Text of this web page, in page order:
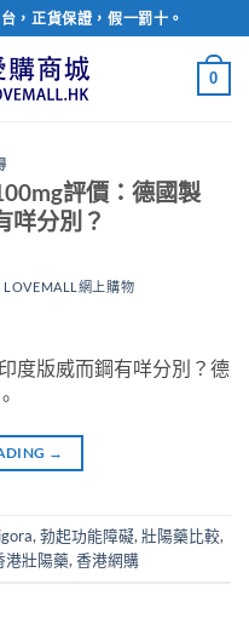
，正貨保證，假一罰十。
0
評價：德國製
咩分別？
LOVEMALL網上購物
度版威而鋼有咩分別？德
→
, 勃起功能障礙, 壯陽藥比較,
港壯陽藥, 香港網購